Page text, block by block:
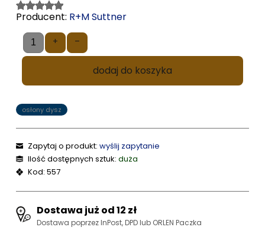
Producent: R+M Suttner
+ –
dodaj do koszyka
osłony dysz
Zapytaj o produkt:wyślij zapytanie
Ilość dostępnych sztuk:duża
Kod: 557
Dostawa już od 12 zł
Dostawa poprzez InPost, DPD lub ORLEN Paczka